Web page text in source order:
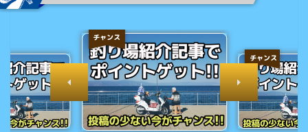
チャンス
チャンス